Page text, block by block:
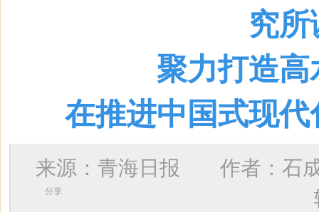
究
聚力打造
在推进中国式现
来源：青海日报 作者：石
分享